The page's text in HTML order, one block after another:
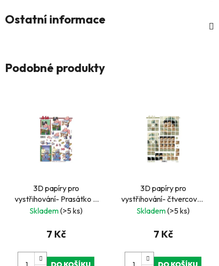
Ostatní informace
Podobné produkty
3D papíry pro
vystřihování- Prasátko a
hroch malíři
Skladem(>5 ks)
7 Kč
3D papíry pro
vystřihování- čtvercové-
psi pod deštníkem
Skladem(>5 ks)
7 Kč